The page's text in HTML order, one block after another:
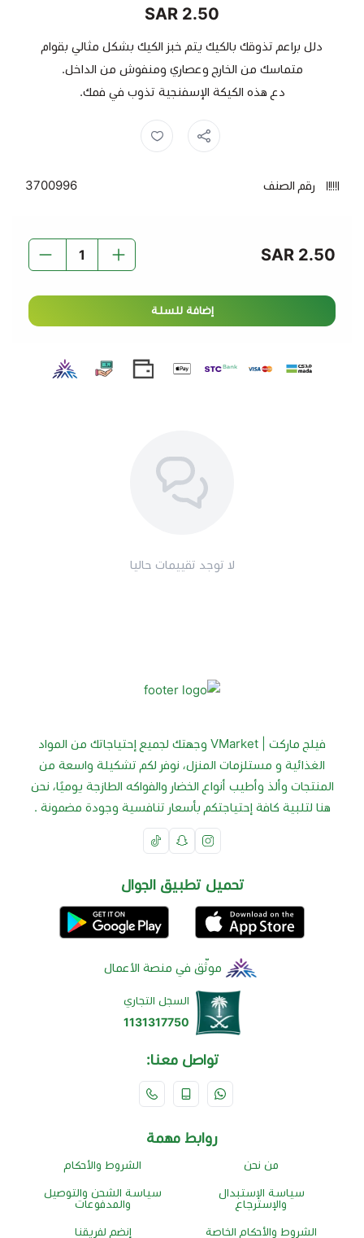
2.50 SAR
دلل براعم تذوقك بالكيك يتم خبز الكيك بشكل مثالي بقوام
متماسك من الخارج وعصاري ومنفوش من الداخل.
دع هذه الكيكة الإسفنجية تذوب في فمك.
رقم الصنف 3700996
2.50 SAR
إضافة للسلة
لا توجد تقييمات حاليا
فيلج ماركت | VMarket وجهتك لجميع إحتياجاتك من المواد
الغذائية و مستلزمات المنزل، نوفر لكم تشكيلة واسعة من
المنتجات وألذ وأطيب أنواع الخضار والفواكه الطازجة يوميًا، نحن
هنا لتلبية كافة إحتياجتكم بأسعار تنافسية وجودة مضمونة .
تحميل تطبيق الجوال
موثّق في منصة الأعمال
السجل التجاري
1131317750
تواصل معنا:
روابط مهمة
من نحن الشروط والأحكام
سياسة الإستبدال
والإسترجاع
سياسة الشحن والتوصيل
والمدفوعات
الشروط والأحكام الخاصة
إنضم لفريقنا